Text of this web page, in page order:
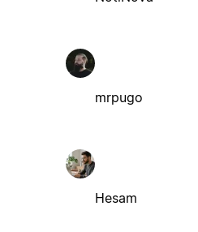
mrpugo
Hesam